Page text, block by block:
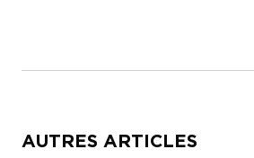
AUTRES ARTICLES